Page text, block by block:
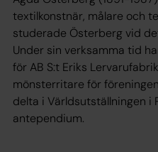
textilkonstnär, målare och
studerade Österberg vid
Under sin verksamma tid
för AB S:t Eriks
mönsterritare för
delta i Världsutställningen i
antependium.